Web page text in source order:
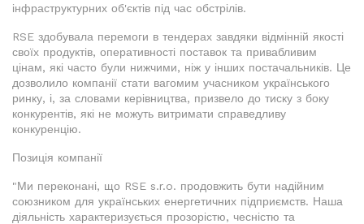
інфраструктурних об'єктів під час обстрілів.
RSE здобувала перемоги в тендерах завдяки відмінній якості
своїх продуктів, оперативності поставок та привабливим
цінам, які часто були нижчими, ніж у інших постачальників. Це
дозволило компанії стати вагомим учасником українського
ринку, і, за словами керівництва, призвело до тиску з боку
конкурентів, які не можуть витримати справедливу
конкуренцію.
Позиція компанії
"Ми переконані, що RSE s.r.o. продовжить бути надійним
союзником для українських енергетичних підприємств. Наша
діяльність характеризується прозорістю, чесністю та